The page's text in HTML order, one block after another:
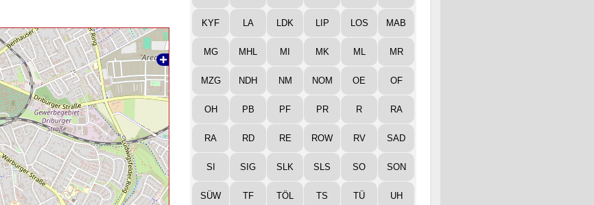
KYF LA LDK LIP LOS MAB
MG MHL MI MK ML MR
MZG NDH NM NOM OE OF
OH PB PF PR R RA
RA RD RE ROW RV SAD
SI SIG SLK SLS SO SON
SÜW TF TÖL TS TÜ UH